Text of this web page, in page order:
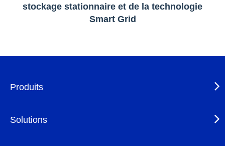
stockage stationnaire et de la technologie
Smart Grid
Produits
Solutions